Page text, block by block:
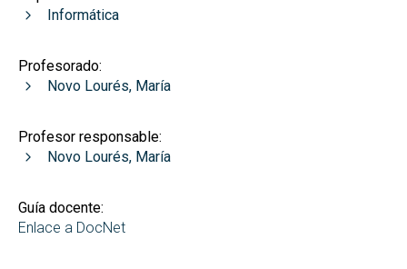
Informática
Profesorado:
Novo Lourés, María
Profesor responsable:
Novo Lourés, María
Guía docente:
Enlace a DocNet